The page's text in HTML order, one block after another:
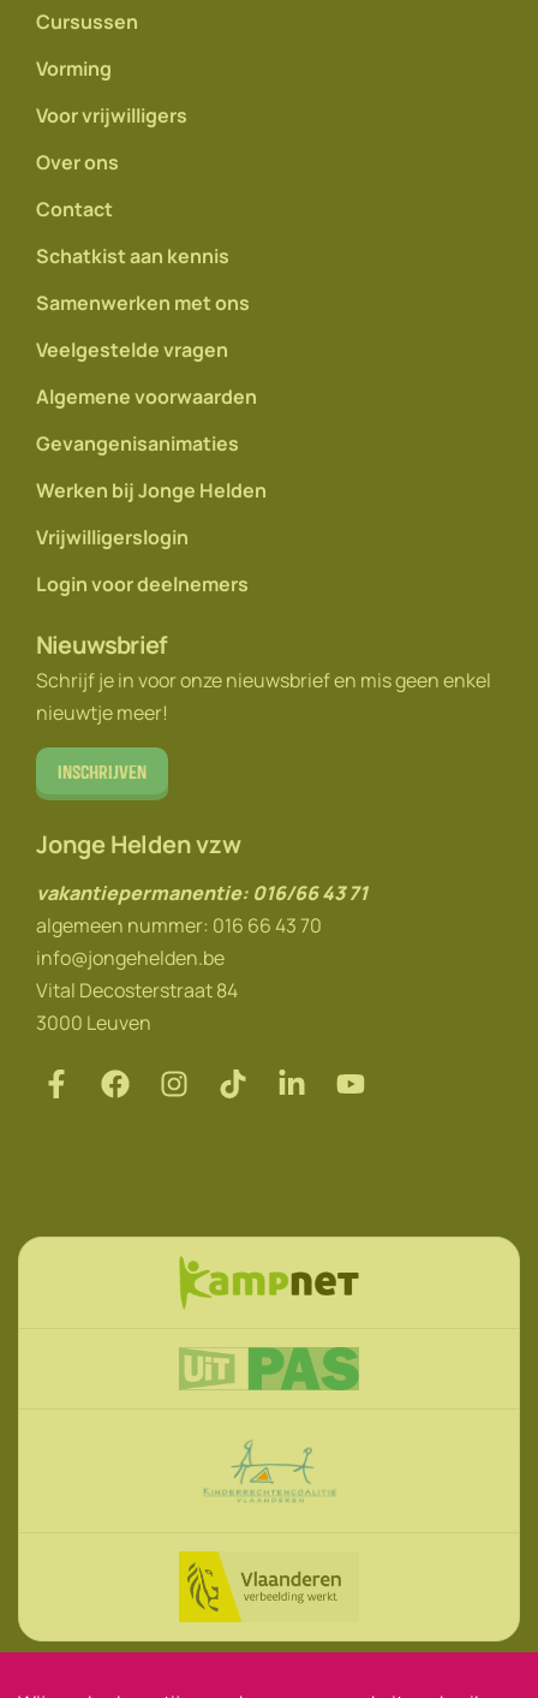
Cursussen
Vorming
Voor vrijwilligers
Over ons
Contact
Schatkist aan kennis
Samenwerken met ons
Veelgestelde vragen
Algemene voorwaarden
Gevangenisanimaties
Werken bij Jonge Helden
Vrijwilligerslogin
Login voor deelnemers
Nieuwsbrief
Schrijf je in voor onze nieuwsbrief en mis geen enkel
nieuwtje meer!
Inschrijven
Jonge Helden vzw
vakantiepermanentie: 016/66 43 71
algemeen nummer: 016 66 43 70
info@jongehelden.be
Vital Decosterstraat 84
3000 Leuven